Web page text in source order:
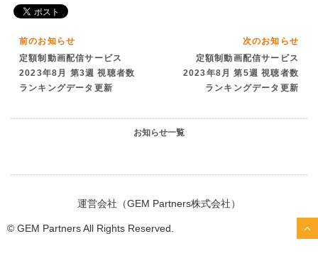
前のお知らせ
定額制動画配信サービス
2023年8月 第3週 視聴者数
ランキングデータ更新
次のお知らせ
定額制動画配信サービス
2023年8月 第5週 視聴者数
ランキングデータ更新
お知らせ一覧
運営会社（GEM Partners株式会社）
© GEM Partners All Rights Reserved.